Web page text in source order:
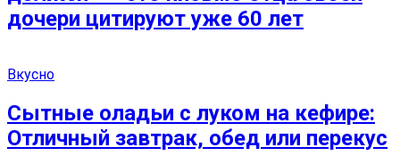
дочери цитируют уже 60 лет
Вкусно
Сытные оладьи с луком на кефире:
Отличный завтрак, обед или перекус